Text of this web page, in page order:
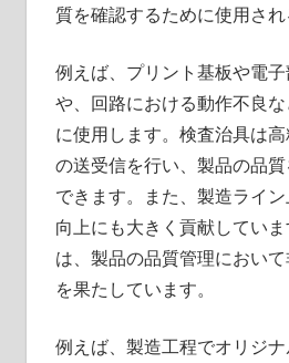
質を確認するために使用され
例えば、プリント基板や電
や、回路における動作不良
に使用します。検査治具は
の送受信を行い、製品の品
できます。また、製造ライ
向上にも大きく貢献してい
は、製品の品質管理におい
を果たしています。
例えば、製造工程でオリジ